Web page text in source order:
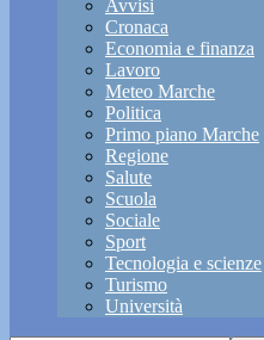
Avvisi
Cronaca
Economia e finanza
Lavoro
Meteo Marche
Politica
Primo piano Marche
Regione
Salute
Scuola
Sociale
Sport
Tecnologia e scienze
Turismo
Università